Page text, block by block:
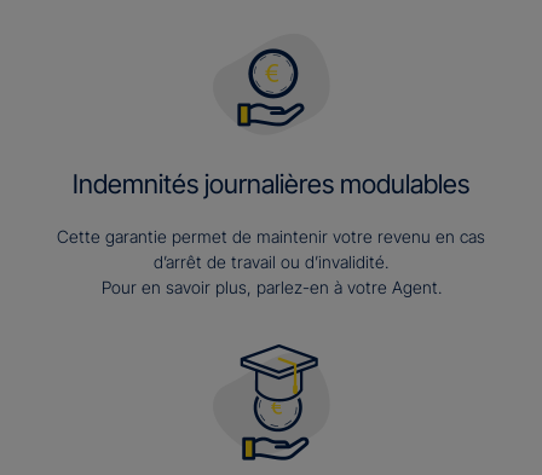
Indemnités journalières modulables
Cette garantie permet de maintenir votre revenu en cas
d’arrêt de travail ou d’invalidité.
Pour en savoir plus, parlez-en à votre Agent.